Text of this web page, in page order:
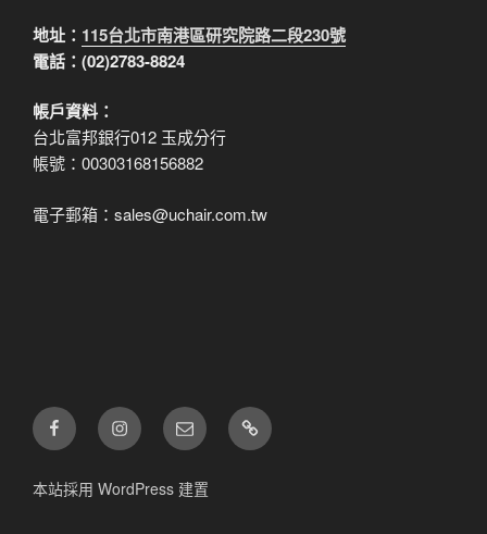
地址： 115台北市南港區研究院路二段230號
電話：(02)2783-8824
帳戶資料：
台北富邦銀行012 玉成分行
帳號：00303168156882
電子郵箱：sales@uchair.com.tw
FB IG
電
子
郵
件
LINE
本站採用 WordPress 建置